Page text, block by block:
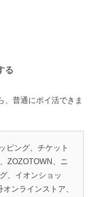
る
、普通にポイ活できま
ピング、チケット
ZOZOTOWN、ニ
、イオンショッ
ンラインストア、